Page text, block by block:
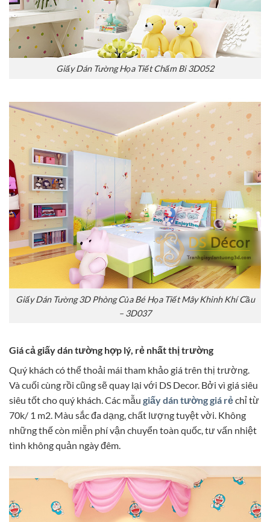
Giấy Dán Tường Họa Tiết Chấm Bi 3D052
Giấy Dán Tường 3D Phòng Của Bé Họa Tiết Mây Khinh Khí Cầu
– 3D037
Giá cả giấy dán tường hợp lý, rẻ nhất thị trường
Quý khách có thể thoải mái tham khảo giá trên thị trường.
Và cuối cùng rồi cũng sẽ quay lại với DS Decor. Bởi vì giá siêu
siêu tốt cho quý khách. Các mẫu giấy dán tường giá rẻchỉ từ
70k/ 1 m2. Màu sắc đa dạng, chất lượng tuyệt vời. Không
những thế còn miễn phí vận chuyển toàn quốc, tư vấn nhiệt
tình không quản ngày đêm.